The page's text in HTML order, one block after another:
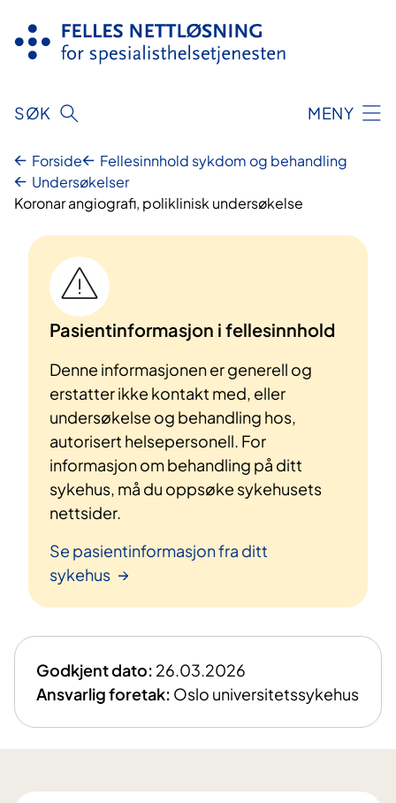
innhold
SØK MENY
Forside
Fellesinnhold sykdom og behandling
Undersøkelser
Koronar angiografi, poliklinisk undersøkelse
Pasientinformasjon i fellesinnhold
Denne informasjonen er generell og
erstatter ikke kontakt med, eller
undersøkelse og behandling hos,
autorisert helsepersonell. For
informasjon om behandling på ditt
sykehus, må du oppsøke sykehusets
nettsider.
Se pasientinformasjon fra ditt
sykehus
Godkjent dato: 26.03.2026
Ansvarlig foretak: Oslo universitetssykehus